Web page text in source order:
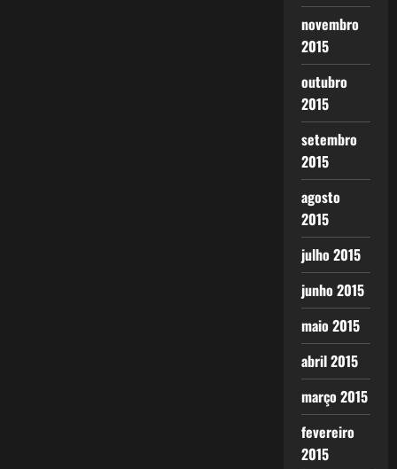
novembro
2015
outubro
2015
setembro
2015
agosto
2015
julho 2015
junho 2015
maio 2015
abril 2015
março 2015
fevereiro
2015